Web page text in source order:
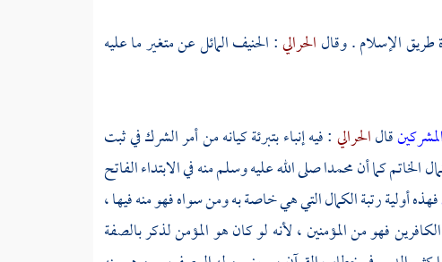
الإسلام . وقالالحرالي: الحنيف المائل عن متغير ما عليه
قالالحرالي: فيه إنباء بتبرئة كيانه من أمر الشرك في ثبت
الخاتم كما أنمحمداصلى الله عليه وسلم منه في الابتداء الفاتح
فهذه أولية رتبة الكمال التي هي خاصة به ومن سواه فهو منه فيها ،
فهو من المؤمنين ، لأنه لو كان هو المؤمن لذكر بالصفة